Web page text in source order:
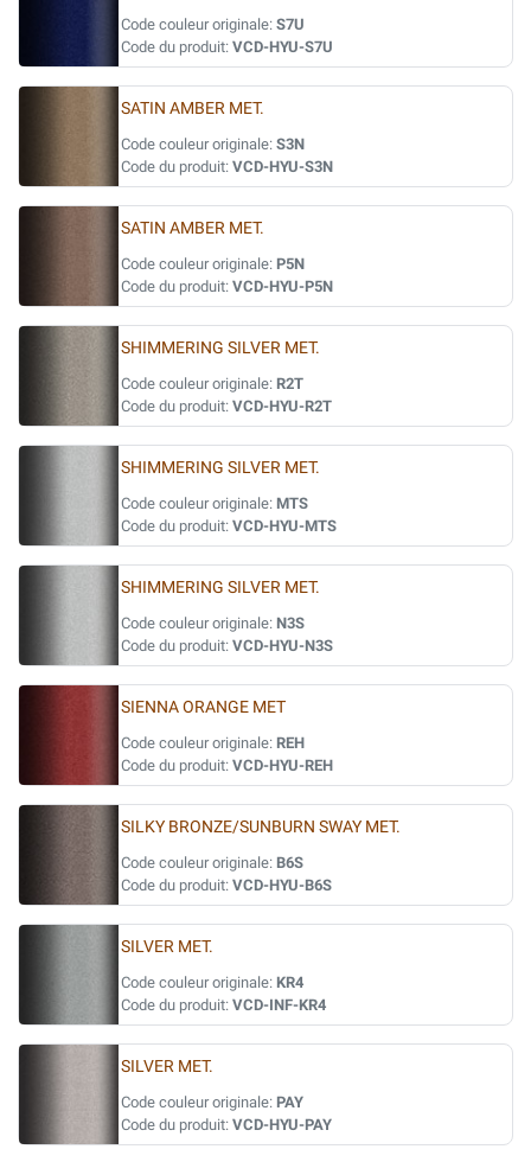
Code couleur originale: S7U
Code du produit: VCD-HYU-S7U
SATIN AMBER MET.
Code couleur originale: S3N
Code du produit: VCD-HYU-S3N
SATIN AMBER MET.
Code couleur originale: P5N
Code du produit: VCD-HYU-P5N
SHIMMERING SILVER MET.
Code couleur originale: R2T
Code du produit: VCD-HYU-R2T
SHIMMERING SILVER MET.
Code couleur originale: MTS
Code du produit: VCD-HYU-MTS
SHIMMERING SILVER MET.
Code couleur originale: N3S
Code du produit: VCD-HYU-N3S
SIENNA ORANGE MET
Code couleur originale: REH
Code du produit: VCD-HYU-REH
SILKY BRONZE/SUNBURN SWAY MET.
Code couleur originale: B6S
Code du produit: VCD-HYU-B6S
SILVER MET.
Code couleur originale: KR4
Code du produit: VCD-INF-KR4
SILVER MET.
Code couleur originale: PAY
Code du produit: VCD-HYU-PAY